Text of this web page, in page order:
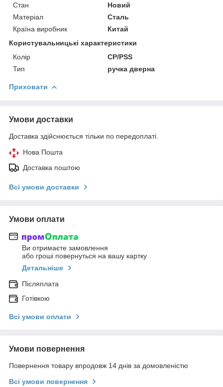
Стан
Новий
Матеріал
Сталь
Країна виробник
Китай
Користувальницькі характеристики
Колір
CP/PSS
Тип
ручка дверна
Приховати
Умови доставки
Доставка здійснюється тільки по передоплаті.
Нова Пошта
Доставка поштою
Всі умови доставки
Умови оплати
Ви отримаєте замовлення
або гроші повернуться на вашу картку
Детальніше
Післяплата
Готівкою
Всі умови оплати
Умови повернення
Повернення товару впродовж 14 днів за домовленістю
Всі умови повернення